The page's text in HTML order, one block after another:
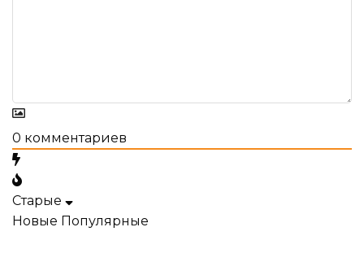
0 комментариев
Старые
Новые Популярные